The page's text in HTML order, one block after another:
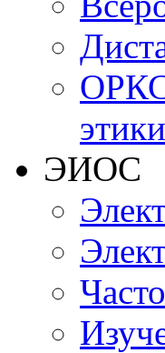
ЭИОС